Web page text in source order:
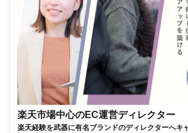
楽天市場中心のEC運営ディレクター
楽天経験を武器に有名ブランドのディレクターへキ